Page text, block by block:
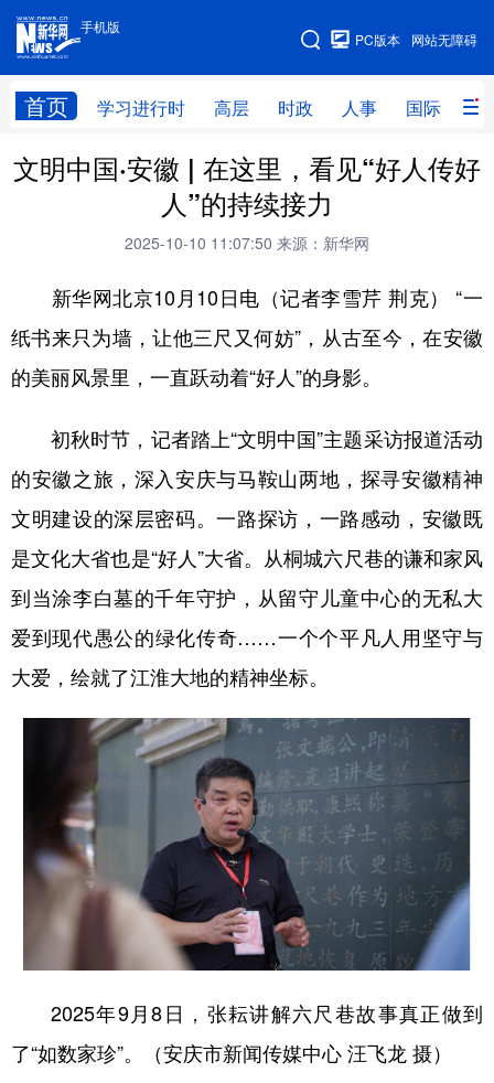
手机版
网站无障碍
PC版本
首页 学习进行时 高层 时政 人事 国际 财
手机版
网站地图
学习进行时 高层 时政 人事
财经 网评
全球连线
科技 科创 量子 体育
文化 书画 健康 军事
法律 中央文件 金融 汽车
食品 人居 信息化 数字经济
学术中国 乡村振兴 银龄 溯源中国
彩票 娱乐 时尚 悦读
公益 一带一路 亚太网
文化产业
地方频道
北京 天津 河北
辽宁 吉林 上海 江苏
安徽 福建 江西
广东 广西 海南 重庆
文明中国·安徽 | 在这里，看见“好人传好
人”的持续接力
2025-10-10 11:07:50 来源：新华网
新华网北京10月10日电（记者李雪芹 荆克） “一
纸书来只为墙，让他三尺又何妨”，从古至今，在安徽
的美丽风景里，一直跃动着“好人”的身影。
初秋时节，记者踏上“文明中国”主题采访报道活动
的安徽之旅，深入安庆与马鞍山两地，探寻安徽精神
文明建设的深层密码。一路探访，一路感动，安徽既
是文化大省也是“好人”大省。从桐城六尺巷的谦和家风
到当涂李白墓的千年守护，从留守儿童中心的无私大
爱到现代愚公的绿化传奇……一个个平凡人用坚守与
大爱，绘就了江淮大地的精神坐标。
2025年9月8日，张耘讲解六尺巷故事真正做到
了“如数家珍”。（安庆市新闻传媒中心 汪飞龙 摄）